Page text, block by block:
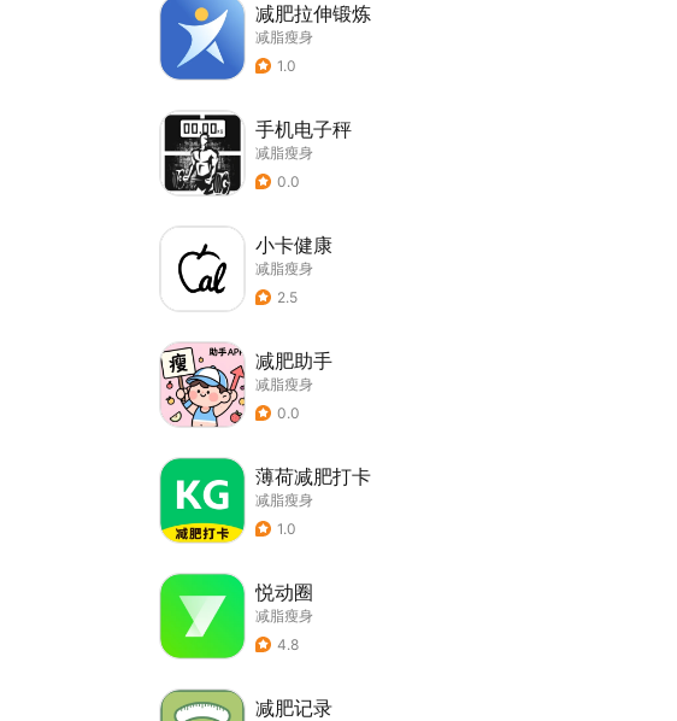
减肥拉伸锻炼
减脂瘦身
1.0
手机电子秤
减脂瘦身
0.0
小卡健康
减脂瘦身
2.5
减肥助手
减脂瘦身
0.0
薄荷减肥打卡
减脂瘦身
1.0
悦动圈
减脂瘦身
4.8
减肥记录